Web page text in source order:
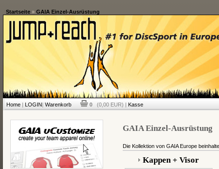
Startseite» GAIA Einzel-Ausrüstung
Home| LOGIN| Warenkorb 0 (0,00 EUR) | Kasse
GAIA Einzel-Ausrüstung
Die Kollektion von GAIA Europe
Kappen + Visor